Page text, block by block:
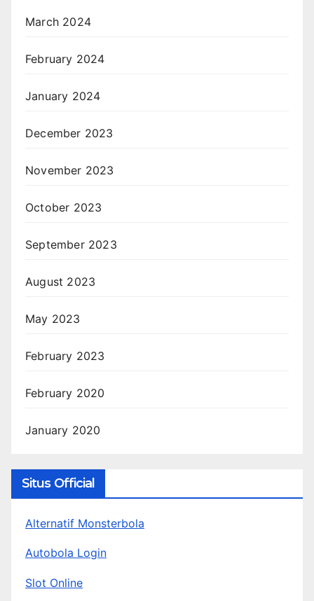
March 2024
February 2024
January 2024
December 2023
November 2023
October 2023
September 2023
August 2023
May 2023
February 2023
February 2020
January 2020
Situs Official
Alternatif Monsterbola
Autobola Login
Slot Online